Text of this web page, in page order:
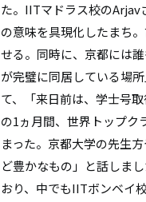
た。IITマドラス校のArjav
の意味を具現化したまち
せる。同時に、京都には
が完璧に同居している場
て、「来日前は、学士号
の1ヵ月間、世界トップク
まった。京都大学の先生
ど豊かなもの」と話しま
おり、中でもIITボンベイ